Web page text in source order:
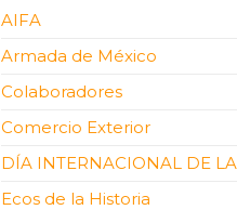
AIFA
Armada de México
Colaboradores
Comercio Exterior
DÍA INTERNACIONAL DE
Ecos de la Historia